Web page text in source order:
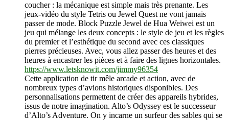
coucher : la mécanique est simple mais très prenante. Les
jeux-vidéo du style Tetris ou Jewel Quest ne vont jamais
passer de mode. Block Puzzle Jewel de Hua Weiwei est un
jeu qui mélange les deux concepts : le style de jeu et les règles
du premier et l’esthétique du second avec ces classiques
pierres précieuses. Avec, vous allez passer des heures et des
heures à encastrer les pièces et à faire des lignes horizontales.
https://www.letsknowit.com/jimmy96354
Cette application de tir mêle arcade et action, avec de
nombreux types d’avions historiques disponibles. Des
personnalisations permettent de créer des appareils hybrides,
issus de notre imagination. Alto’s Odyssey est le successeur
d’Alto’s Adventure. On y incarne un surfeur des sables qui se